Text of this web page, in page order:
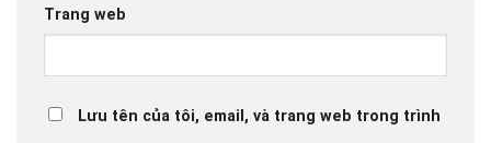
Trang web
Lưu tên của tôi, email, và trang web trong trình